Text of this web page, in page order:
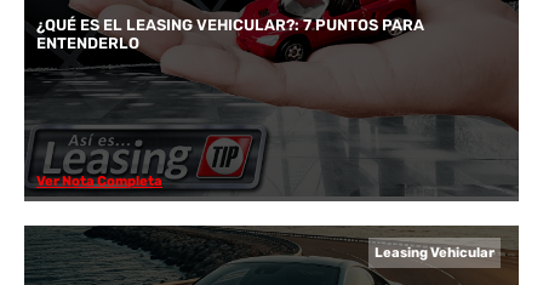
¿QUÉ ES EL LEASING VEHICULAR?: 7 PUNTOS PARA
ENTENDERLO
Ver Nota Completa
Leasing Vehicular